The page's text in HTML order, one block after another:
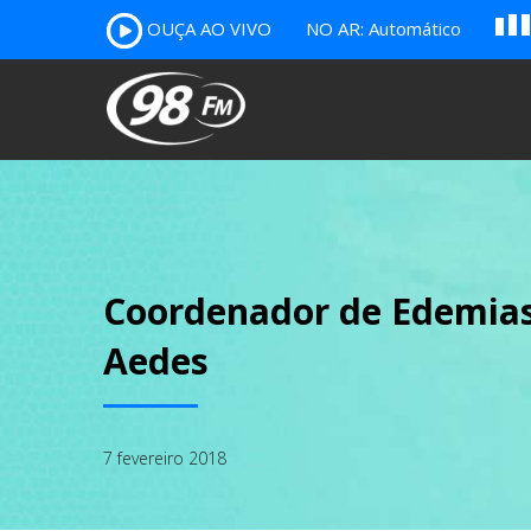
OUÇA AO VIVO NO AR: Automático B c
Coordenador de
Aedes
7 fevereiro 2018